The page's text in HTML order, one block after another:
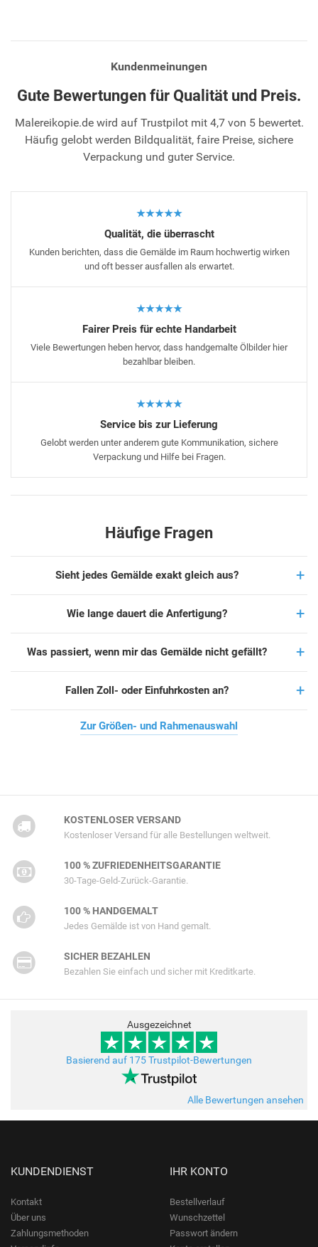
Kundenmeinungen
Gute Bewertungen für Qualität und Preis.
Malereikopie.de wird auf Trustpilot mit 4,7 von 5 bewertet.
Häufig gelobt werden Bildqualität, faire Preise, sichere
Verpackung und guter Service.
★★★★★
Qualität, die überrascht
Kunden berichten, dass die Gemälde im Raum hochwertig wirken
und oft besser ausfallen als erwartet.
★★★★★
Fairer Preis für echte Handarbeit
Viele Bewertungen heben hervor, dass handgemalte Ölbilder hier
bezahlbar bleiben.
★★★★★
Service bis zur Lieferung
Gelobt werden unter anderem gute Kommunikation, sichere
Verpackung und Hilfe bei Fragen.
Häufige Fragen
Sieht jedes Gemälde exakt gleich aus?
Wie lange dauert die Anfertigung?
Was passiert, wenn mir das Gemälde nicht gefällt?
Fallen Zoll- oder Einfuhrkosten an?
Zur Größen- und Rahmenauswahl
KOSTENLOSER VERSAND
Kostenloser Versand für alle Bestellungen weltweit.
100 % ZUFRIEDENHEITSGARANTIE
30-Tage-Geld-Zurück-Garantie.
100 % HANDGEMALT
Jedes Gemälde ist von Hand gemalt.
SICHER BEZAHLEN
Bezahlen Sie einfach und sicher mit Kreditkarte.
Ausgezeichnet
Basierend auf 175 Trustpilot-Bewertungen
Alle Bewertungen ansehen
KUNDENDIENST
Kontakt
Über uns
Zahlungsmethoden
IHR KONTO
Bestellverlauf
Wunschzettel
Passwort ändern